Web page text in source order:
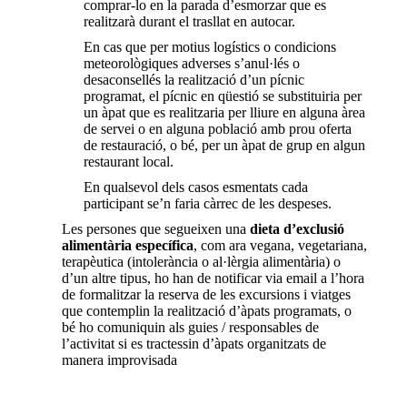
comprar-lo en la parada d’esmorzar que es
realitzarà durant el trasllat en autocar.
En cas que per motius logístics o condicions
meteorològiques adverses s’anul·lés o
desaconsellés la realització d’un pícnic
programat, el pícnic en qüestió se substituiria per
un àpat que es realitzaria per lliure en alguna àrea
de servei o en alguna població amb prou oferta
de restauració, o bé, per un àpat de grup en algun
restaurant local.
En qualsevol dels casos esmentats cada
participant se’n faria càrrec de les despeses.
Les persones que segueixen una dieta d’exclusió
alimentària específica, com ara vegana, vegetariana,
terapèutica (intolerància o al·lèrgia alimentària) o
d’un altre tipus, ho han de notificar via email a l’hora
de formalitzar la reserva de les excursions i viatges
que contemplin la realització d’àpats programats, o
bé ho comuniquin als guies / responsables de
l’activitat si es tractessin d’àpats organitzats de
manera improvisada